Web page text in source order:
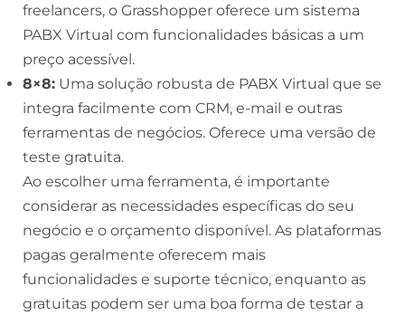
freelancers, o Grasshopper oferece um sistema
PABX Virtual com funcionalidades básicas a um
preço acessível.
8×8: Uma solução robusta de PABX Virtual que se
integra facilmente com CRM, e-mail e outras
ferramentas de negócios. Oferece uma versão de
teste gratuita.
Ao escolher uma ferramenta, é importante
considerar as necessidades específicas do seu
negócio e o orçamento disponível. As plataformas
pagas geralmente oferecem mais
funcionalidades e suporte técnico, enquanto as
gratuitas podem ser uma boa forma de testar a